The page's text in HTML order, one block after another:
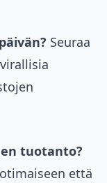
Seuraa
tuotanto?
että